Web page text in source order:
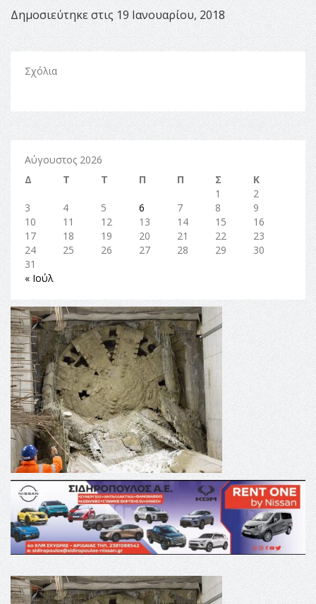
Δημοσιεύτηκε στις 19 Ιανουαρίου, 2018
Σχόλια
Αύγουστος 2026
Δ
Τ Τ Π Π Σ
Κ
1
2
3
4 5 6 7 8
9
10
11 12 13 14 15
16
17
18 19 20 21 22
23
24
25 26 27 28 29
30
31
« Ιούλ